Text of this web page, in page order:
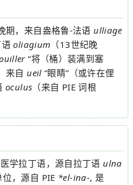
期，来自盎格鲁-法语ulliage
语oliagium （13世纪晚
“将（桶）装满到塞
来自ueil “眼睛”（或许在俚
oculus （来自 PIE 词根
学拉丁语，源自拉丁语ulna
，源自 PIE *el-ina-, 是